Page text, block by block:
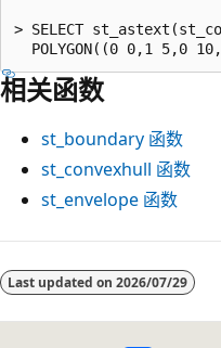
> SELECT
相关函数
st_boundary 函数
st_convexhull 函数
st_envelope 函数
阅
读Last updated on 2026/07/29